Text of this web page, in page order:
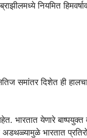
नियमित
समांतर दिशेत ही
भारतात येणारे
अडथळ्यामुळे भारतात